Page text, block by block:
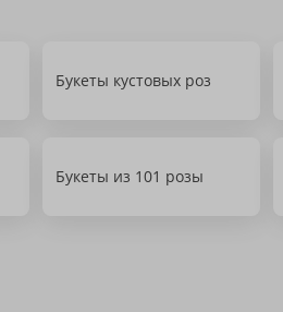
Букеты кустовых роз
Букеты из 101 розы